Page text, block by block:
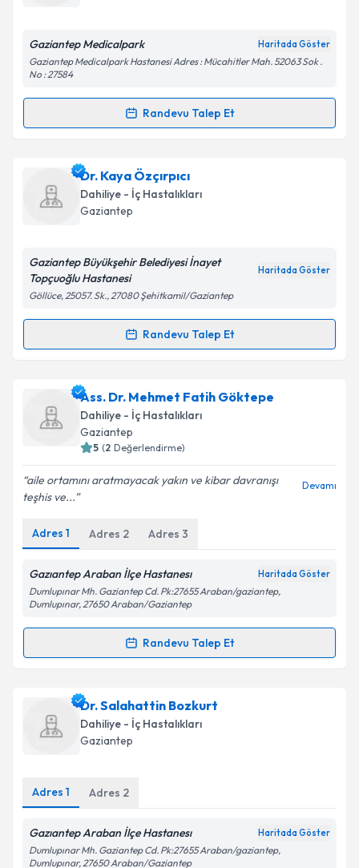
Kişisel verilerimin işlenmesine ilişkinAydınlatma
'ni okudum ve kişisel verilerimin belirtilen
kapsamda işlenmesini kabul ediyorum.
Takvim Talebini Gönder
Gaziantep Medicalpark Haritada Göster
Gaziantep Medicalpark Hastanesi Adres : Mücahitler Mah. 52063 Sok .
No : 27584
Randevu Talep Et
Randevu Takvimi Talebi
Doç. Dr. Mustafa Yıldırım
oluşturun. Size bu uzmandan randevu almanız için bir
takvim hazırlandığında e-posta ile bilgilendireceğiz.
Kişisel verilerimin işlenmesine ilişkinAydınlatma
'ni okudum ve kişisel verilerimin belirtilen
kapsamda işlenmesini kabul ediyorum.
Takvim Talebini Gönder
Dr. Kaya Özçırpıcı
Dahiliye - İç Hastalıkları
Gaziantep
Gaziantep Büyükşehir Belediyesi İnayet
Topçuoğlu Hastanesi
Haritada Göster
Göllüce, 25057. Sk., 27080 Şehitkamil/Gaziantep
Randevu Talep Et
Randevu Takvimi Talebi
Dr. Kaya Özçırpıcıiçin randevu takvimi talebi
oluşturun. Size bu uzmandan randevu almanız için bir
takvim hazırlandığında e-posta ile bilgilendireceğiz.
Kişisel verilerimin işlenmesine ilişkin
Metni'ni okudum ve kişisel verilerimin belirtilen
kapsamda işlenmesini kabul ediyorum.
Ass. Dr. Mehmet Fatih Göktepe
Dahiliye - İç Hastalıkları
Gaziantep
5 (2 Değerlendirme)
aile ortamını aratmayacak yakın ve kibar davranışı
teşhis ve...
Devamı
Adres 1 Adres 2 Adres 3
Gazıantep Araban İlçe Hastanesı Haritada Göster
Dumlupınar Mh. Gaziantep Cd. Pk:27655 Araban/gaziantep,
Dumlupınar, 27650 Araban/Gaziantep
Randevu Talep Et
Randevu Takvimi Talebi
Ass. Dr. Mehmet Fatih Göktepe
takvimi talebi oluşturun. Size bu uzmandan randevu
almanız için bir takvim hazırlandığında e-posta ile
bilgilendireceğiz.
Kişisel verilerimin işlenmesine ilişkin
Dr. Salahattin Bozkurt
Dahiliye - İç Hastalıkları
Gaziantep
Adres 1 Adres 2
Gazıantep Araban İlçe Hastanesı Haritada Göster
Dumlupınar Mh. Gaziantep Cd. Pk:27655 Araban/gaziantep,
Dumlupınar, 27650 Araban/Gaziantep